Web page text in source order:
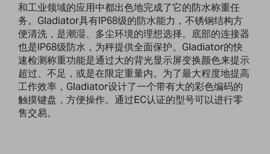
和工业领域的应用中都出色地完成了它的防水称重任
务。Gladiator具有IP68级的防水能力，不锈钢结构方
便清洗，是潮湿、多尘环境的理想选择。底部的连接器
也是IP68级防水，为秤提供全面保护。Gladiator的快
速检测称重功能是通过大的背光显示屏变换颜色来提示
超过、不足，或是在限定重量内。为了最大程度地提高
工作效率，Gladiator设计了一个带有大的彩色编码的
触摸键盘，方便操作。通过EC认证的型号可以进行零
售交易。